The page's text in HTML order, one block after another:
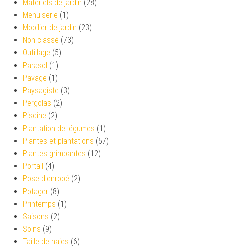
Matériels de jardin (28)
Menuiserie (1)
Mobilier de jardin (23)
Non classé (73)
Outillage (5)
Parasol (1)
Pavage (1)
Paysagiste (3)
Pergolas (2)
Piscine (2)
Plantation de légumes (1)
Plantes et plantations (57)
Plantes grimpantes (12)
Portail (4)
Pose d'enrobé (2)
Potager (8)
Printemps (1)
Saisons (2)
Soins (9)
Taille de haies (6)